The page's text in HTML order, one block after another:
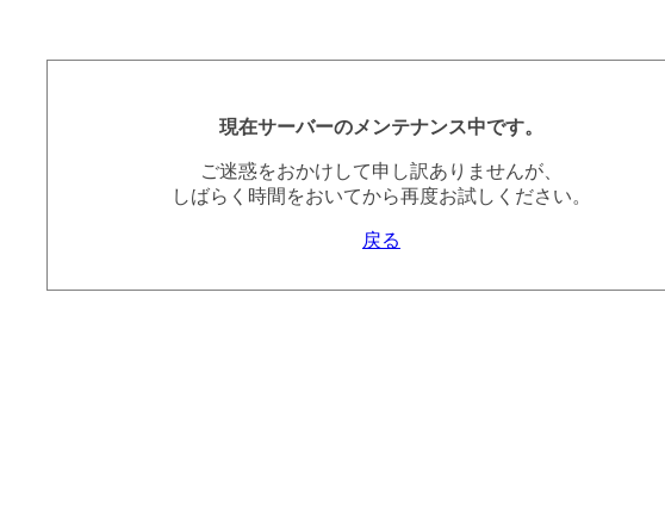
現在サーバーのメンテナンス中です。
ご迷惑をおかけして申し訳ありませんが、
しばらく時間をおいてから再度お試しください。
戻る